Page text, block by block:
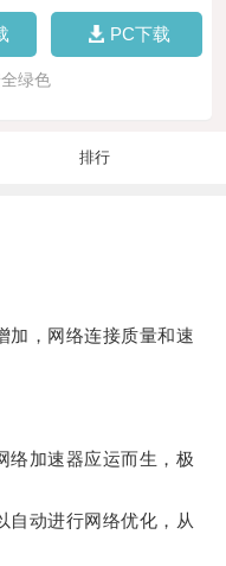
PC下载
绿色
排行
，网络连接质量和速
加速器应运而生，极
动进行网络优化，从